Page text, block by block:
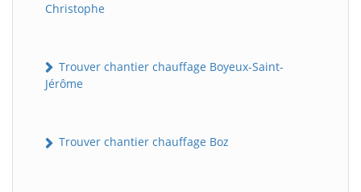
Christophe
Trouver chantier chauffage Boyeux-Saint-
Jérôme
Trouver chantier chauffage Boz